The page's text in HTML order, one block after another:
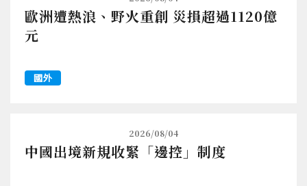
歐洲遭熱浪、野火重創 災損超過1120億
元
國外
2026/08/04
中國出境新規收緊「邊控」制度